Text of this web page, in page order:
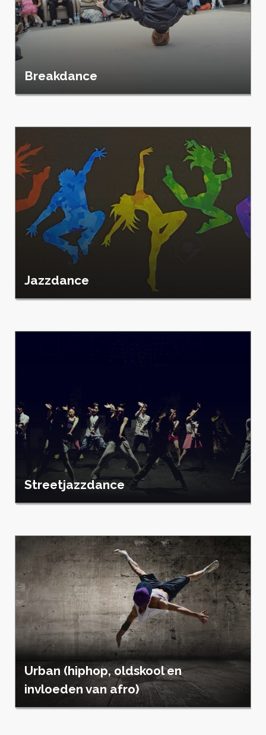
Breakdance
Jazzdance
Streetjazzdance
Urban (hiphop, oldskool en
invloeden van afro)